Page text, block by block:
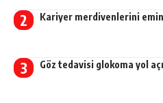
Kariyer merdivenlerini emin
Göz tedavisi glokoma yol